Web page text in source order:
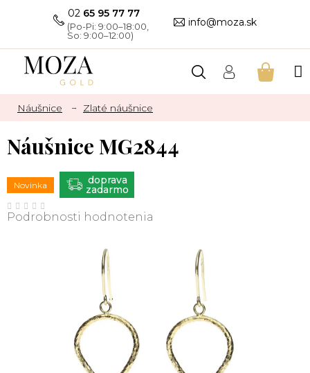
02 65 95 77 77
info@moza.sk
Náušnice Zlaté náušnice
Náušnice MG2844
Novinka ZADARMO
Priemerné
hodnotenie
produktu
Podrobnosti hodnotenia